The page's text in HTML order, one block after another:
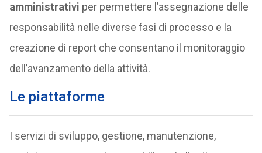
amministrativi per permettere l’assegnazione delle
responsabilità nelle diverse fasi di processo e la
creazione di report che consentano il monitoraggio
dell’avanzamento della attività.
Le piattaforme
I servizi di sviluppo, gestione, manutenzione,